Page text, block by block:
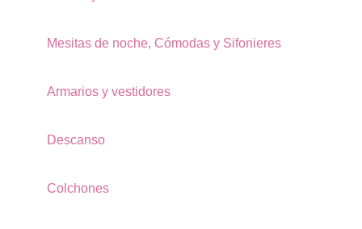
Mesitas de noche, Cómodas y Sifonieres
Armarios y vestidores
Descanso
Colchones